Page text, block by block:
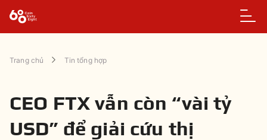
Trang chủ Tin tổng hợp
CEO FTX vẫn còn “vài tỷ
USD” để giải cứu thị